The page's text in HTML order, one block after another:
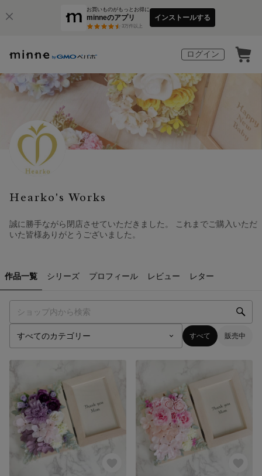
お買いものがもっとお得に
minneのアプリ
3万件以上
インストールする
ログイン
Hearko's Works
誠に勝手ながら閉店させていただきました。 これまでご購入いただ
いた皆様ありがとうございました。
作品一覧 シリーズ プロフィール レビュー レター
すべて 販売中